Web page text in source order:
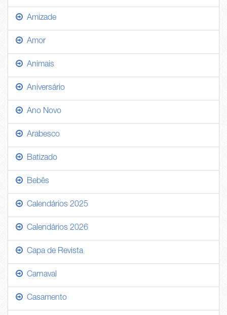
Amizade
Amor
Animais
Aniversário
Ano Novo
Arabesco
Batizado
Bebês
Calendários 2025
Calendários 2026
Capa de Revista
Carnaval
Casamento